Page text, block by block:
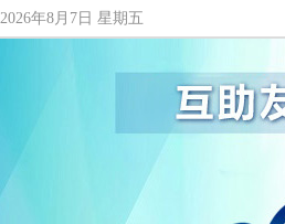
2026年8月7日 星期五